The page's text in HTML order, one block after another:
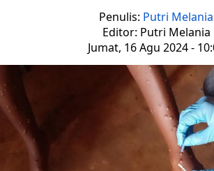
Penulis: Putri Melania
Editor: Putri Melania
Jumat, 16 Agu 2024 -